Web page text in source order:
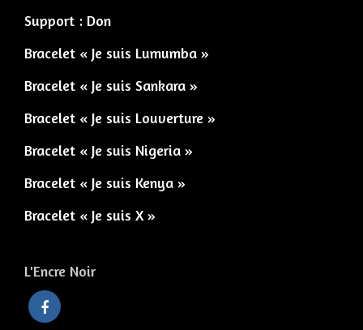
Support : Don
Bracelet « Je suis Lumumba »
Bracelet « Je suis Sankara »
Bracelet « Je suis Louverture »
Bracelet « Je suis Nigeria »
Bracelet « Je suis Kenya »
Bracelet « Je suis X »
L'Encre Noir